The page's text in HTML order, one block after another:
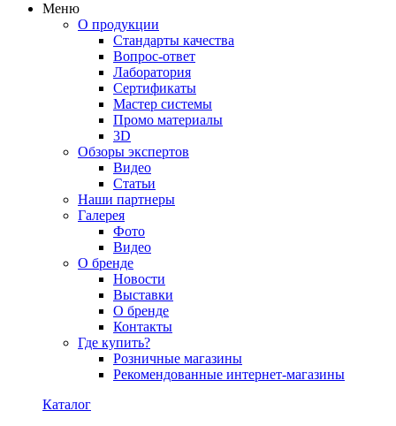
Меню
О продукции
Стандарты качества
Вопрос-ответ
Лаборатория
Сертификаты
Мастер системы
Промо материалы
3D
Обзоры экспертов
Видео
Статьи
Наши партнеры
Галерея
Фото
Видео
О бренде
Новости
Выставки
О бренде
Контакты
Где купить?
Розничные магазины
Рекомендованные интернет-магазины
Каталог